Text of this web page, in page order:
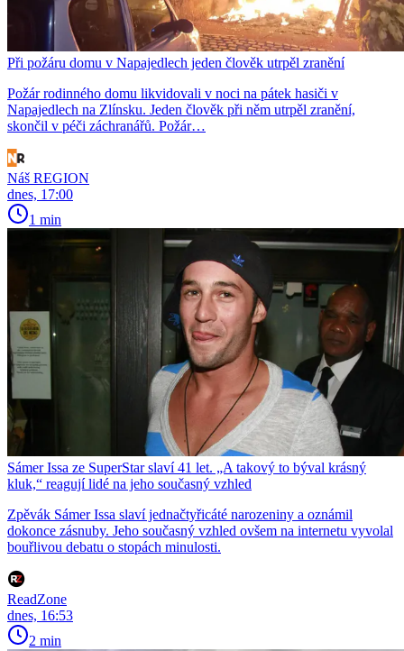
Při požáru domu v Napajedlech jeden člověk utrpěl zranění
Požár rodinného domu likvidovali v noci na pátek hasiči v
Napajedlech na Zlínsku. Jeden člověk při něm utrpěl zranění,
skončil v péči záchranářů. Požár…
Náš REGION
dnes, 17:00
1 min
Sámer Issa ze SuperStar slaví 41 let. „A takový to býval krásný
kluk,“ reagují lidé na jeho současný vzhled
Zpěvák Sámer Issa slaví jednačtyřicáté narozeniny a oznámil
dokonce zásnuby. Jeho současný vzhled ovšem na internetu vyvolal
bouřlivou debatu o stopách minulosti.
ReadZone
dnes, 16:53
2 min